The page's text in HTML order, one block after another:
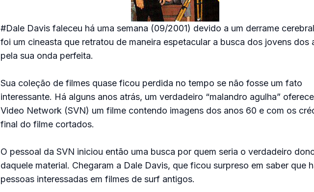
#Dale Davis faleceu há uma semana (09/2001) devido a um derrame
foi um cineasta que retratou de maneira espetacular a busca dos jovens dos
pela sua onda perfeita.
Sua coleção de filmes quase ficou perdida no tempo se não fosse um fato
interessante. Há alguns anos atrás, um verdadeiro “malandro agulha”
Video Network (SVN) um filme contendo imagens dos anos 60 e com os
final do filme cortados.
O pessoal da SVN iniciou então uma busca por quem seria o verdadeiro
daquele material. Chegaram a Dale Davis, que ficou surpreso em saber que
pessoas interessadas em filmes de surf antigos.